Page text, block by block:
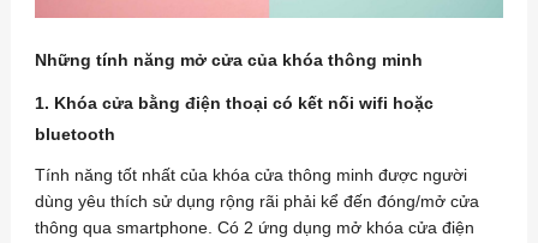
Những tính năng mở cửa của khóa thông minh
1. Khóa cửa bằng điện thoại có kết nối wifi hoặc
bluetooth
Tính năng tốt nhất của khóa cửa thông minh được người
dùng yêu thích sử dụng rộng rãi phải kể đến đóng/mở cửa
thông qua smartphone. Có 2 ứng dụng mở khóa cửa điện